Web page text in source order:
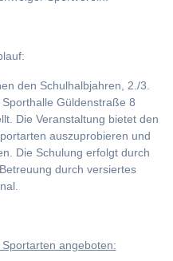
den Schulhalbjahren, 2./3.
Güldenstraße 8
Die Veranstaltung bietet den
auszuprobieren und
Die Schulung erfolgt durch
durch versiertes
angeboten: